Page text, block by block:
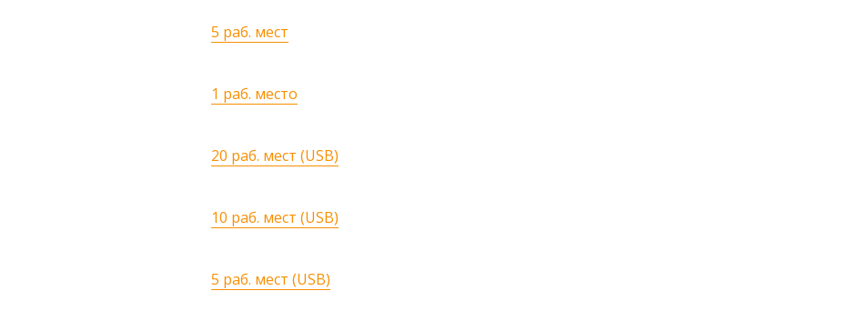
5 раб. мест
1 раб. место
20 раб. мест (USB)
10 раб. мест (USB)
5 раб. мест (USB)